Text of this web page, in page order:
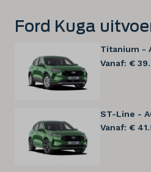
Ford Kuga
Titanium -
Vanaf: €
ST-Line -
Vanaf: €